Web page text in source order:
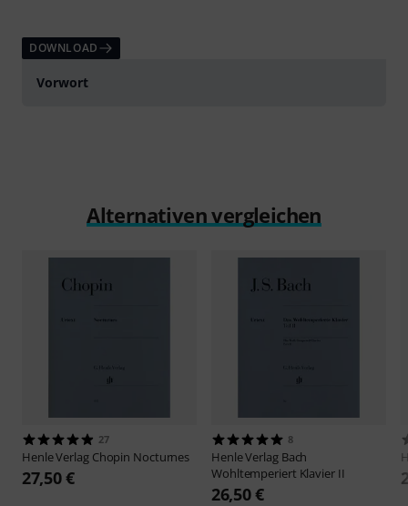
DOWNLOAD
Vorwort
Alternativen vergleichen
27
Henle Verlag Chopin Nocturnes
27,50 €
8
Henle Verlag Bach
Wohltemperiert Klavier II
26,50 €